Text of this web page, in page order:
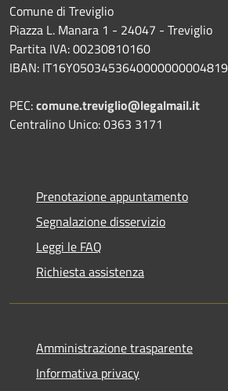
Comune di Treviglio
Piazza L. Manara 1 - 24047 - Treviglio
Partita IVA: 00230810160
IBAN: IT16Y0503453640000000004819
PEC:comune.treviglio@legalmail.it
Centralino Unico: 0363 3171
Prenotazione appuntamento
Segnalazione disservizio
Leggi le FAQ
Richiesta assistenza
Amministrazione trasparente
Informativa privacy